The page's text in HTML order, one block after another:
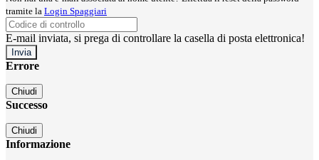
tramite la Login Spaggiari
E-mail inviata, si prega di controllare la casella di posta elettronica!
Errore
Chiudi
Successo
Chiudi
Informazione